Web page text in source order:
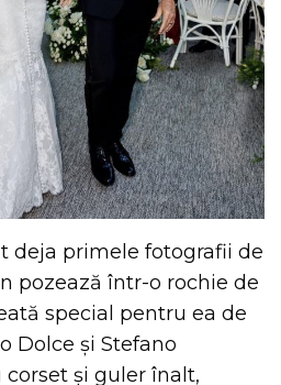
deja primele fotografii de
pozează într-o rochie de
special pentru ea de
Dolce și Stefano
corset și guler înalt,